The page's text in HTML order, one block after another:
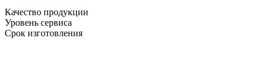
Качество продукции
Уровень сервиса
Срок изготовления